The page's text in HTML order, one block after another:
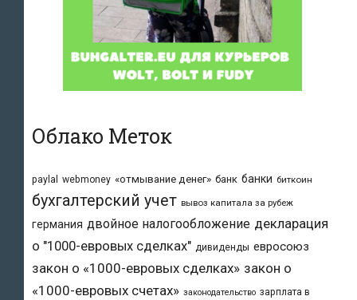
Облако Меток
paylal webmoney «отмывание денег» банк банки биткоин
бухгалтерский учет вывоз капитала за рубеж
германия двойное налогообложение декларация
о "1000-евровых сделках" дивиденды евросоюз
закон о «1000-евровых сделках» закон о
«1000-евровых счетах» законодательство зарплата в